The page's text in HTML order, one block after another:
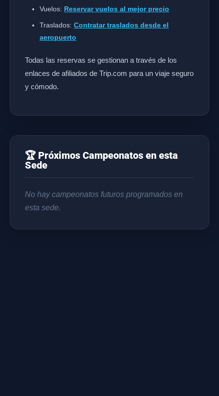
Vuelos: Reservar vuelos al mejor precio
Traslados: Contratar traslados desde el
aeropuerto
Todas las reservas se gestionan a través de los
enlaces de afiliados de Trip.com para un viaje seguro
y cómodo.
🏆 Próximos Campeonatos en esta
Sede
No hay campeonatos futuros programados en
esta sede.